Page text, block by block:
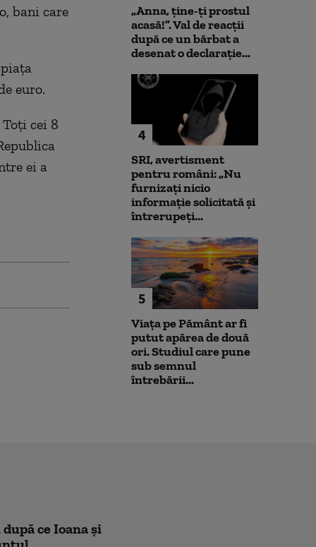
bani care
euro.
cei 8
ei a
„Anna, ţine-ţi prostul
acasă!”. Val de reacții
după ce un bărbat a
desenat o declarație...
4
SRI, avertisment
pentru români: „Nu
furnizați nicio
informație solicitată și
întrerupeți...
5
Viața pe Pământ ar fi
putut apărea de două
ori. Studiul care pune
sub semnul
întrebării...
ce Ioana și